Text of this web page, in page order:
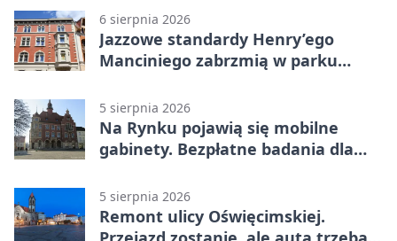
6 sierpnia 2026
Jazzowe standardy Henry’ego
Manciniego zabrzmią w parku
5 sierpnia 2026
Na Rynku pojawią się mobilne
gabinety. Bezpłatne badania dla
5 sierpnia 2026
Remont ulicy Oświęcimskiej.